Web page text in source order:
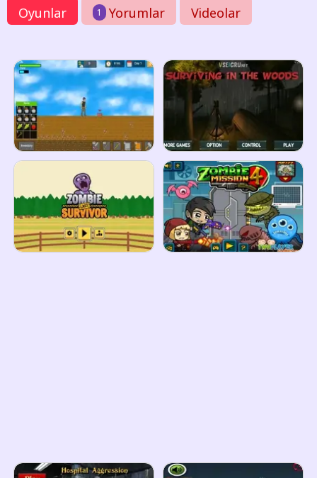
Oyunlar 1 Yorumlar Videolar